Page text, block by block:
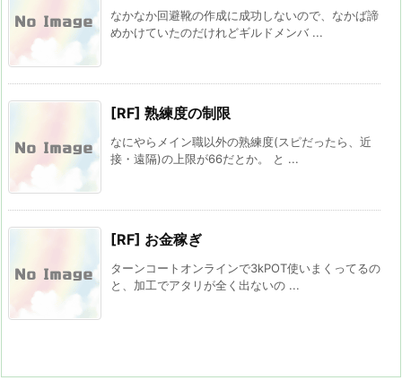
なかなか回避靴の作成に成功しないので、なかば諦
めかけていたのだけれどギルドメンバ ...
[RF] 熟練度の制限
なにやらメイン職以外の熟練度(スピだったら、近
接・遠隔)の上限が66だとか。 と ...
[RF] お金稼ぎ
ターンコートオンラインで3kPOT使いまくってるの
と、加工でアタリが全く出ないの ...